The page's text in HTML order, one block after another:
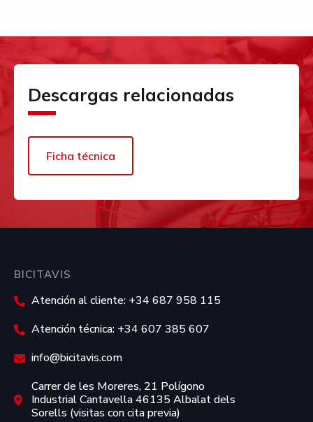
Descargas relacionadas
Ficha técnica
BICITAVIS
Atención al cliente: +34 687 958 115
Atención técnica: +34 607 385 607
info@bicitavis.com
Carrer de les Moreres, 21 Polígono
Industrial Cantavella 46135 Albalat dels
Sorells (visitas con cita previa)